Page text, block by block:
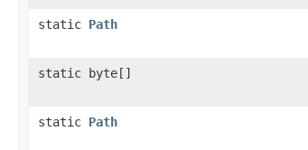
static Path
static byte[]
static Path